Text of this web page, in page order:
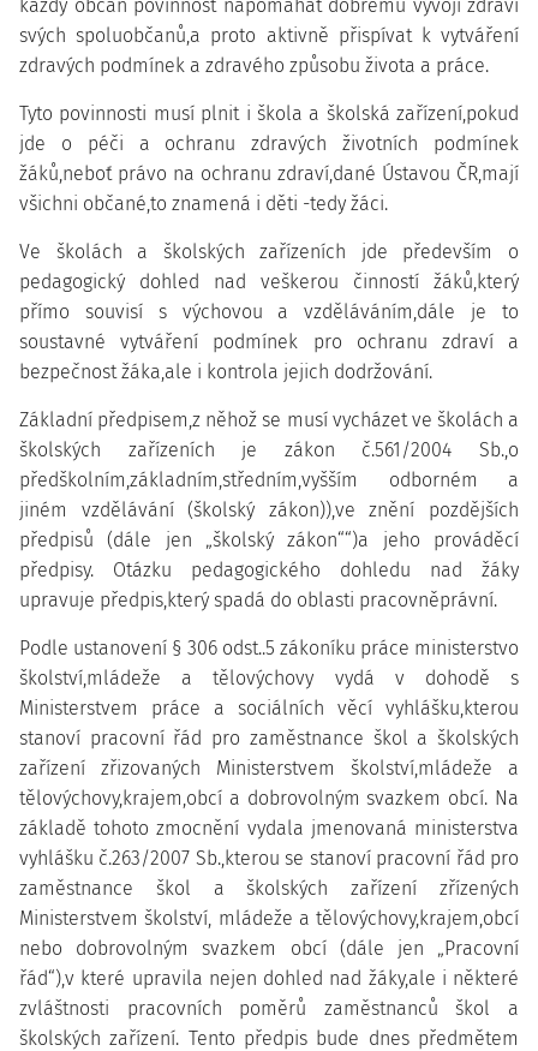
každý občan povinnost napomáhat dobrému vývoji zdraví
svých spoluobčanů,a proto aktivně přispívat k vytváření
zdravých podmínek a zdravého způsobu života a práce.
Tyto povinnosti musí plnit i škola a školská zařízení,pokud
jde o péči a ochranu zdravých životních podmínek
žáků,neboť právo na ochranu zdraví,dané Ústavou ČR,mají
všichni občané,to znamená i děti -tedy žáci.
Ve školách a školských zařízeních jde především o
pedagogický dohled nad veškerou činností žáků,který
přímo souvisí s výchovou a vzděláváním,dále je to
soustavné vytváření podmínek pro ochranu zdraví a
bezpečnost žáka,ale i kontrola jejich dodržování.
Základní předpisem,z něhož se musí vycházet ve školách a
školských zařízeních je zákon č.561/2004 Sb.,o
předškolním,základním,středním,vyšším odborném a
jiném vzdělávání (školský zákon)),ve znění pozdějších
předpisů (dále jen „školský zákon““)a jeho prováděcí
předpisy. Otázku pedagogického dohledu nad žáky
upravuje předpis,který spadá do oblasti pracovněprávní.
Podle ustanovení § 306 odst..5 zákoníku práce ministerstvo
školství,mládeže a tělovýchovy vydá v dohodě s
Ministerstvem práce a sociálních věcí vyhlášku,kterou
stanoví pracovní řád pro zaměstnance škol a školských
zařízení zřizovaných Ministerstvem školství,mládeže a
tělovýchovy,krajem,obcí a dobrovolným svazkem obcí. Na
základě tohoto zmocnění vydala jmenovaná ministerstva
vyhlášku č.263/2007 Sb.,kterou se stanoví pracovní řád pro
zaměstnance škol a školských zařízení zřízených
Ministerstvem školství, mládeže a tělovýchovy,krajem,obcí
nebo dobrovolným svazkem obcí (dále jen „Pracovní
řád“),v které upravila nejen dohled nad žáky,ale i některé
zvláštnosti pracovních poměrů zaměstnanců škol a
školských zařízení. Tento předpis bude dnes předmětem